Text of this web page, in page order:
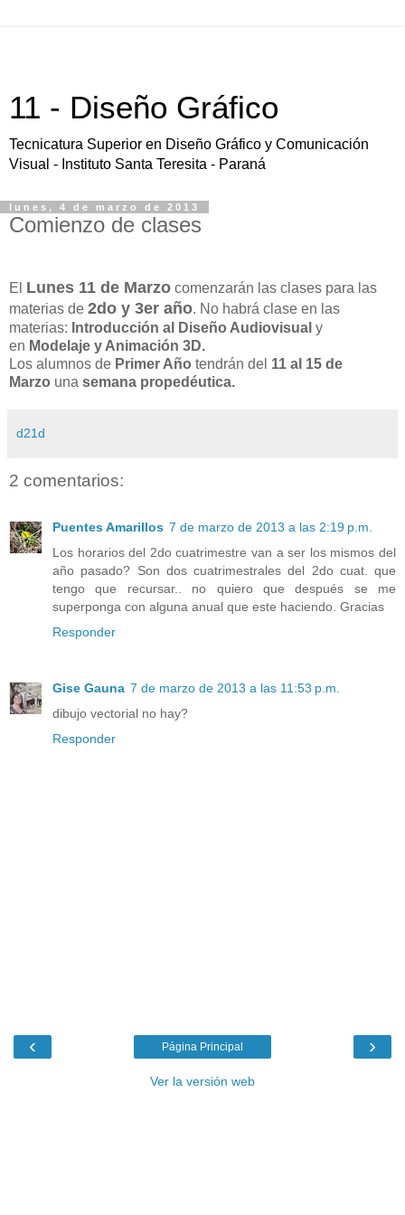
11 - Diseño Gráfico
Tecnicatura Superior en Diseño Gráfico y Comunicación
Visual - Instituto Santa Teresita - Paraná
lunes, 4 de marzo de 2013
Comienzo de clases
El Lunes 11 de Marzo comenzarán las clases para las
materias de 2do y 3er año. No habrá clase en las
materias: Introducción al Diseño Audiovisual y
en Modelaje y Animación 3D.
Los alumnos de Primer Año tendrán del 11 al 15 de
Marzo una semana propedéutica.
d21d
2 comentarios:
Puentes Amarillos 7 de marzo de 2013 a las 2:19 p.m.
Los horarios del 2do cuatrimestre van a ser los mismos del
año pasado? Son dos cuatrimestrales del 2do cuat. que
tengo que recursar.. no quiero que después se me
superponga con alguna anual que este haciendo. Gracias
Responder
Gise Gauna 7 de marzo de 2013 a las 11:53 p.m.
dibujo vectorial no hay?
Responder
‹ ›
Página Principal
Ver la versión web